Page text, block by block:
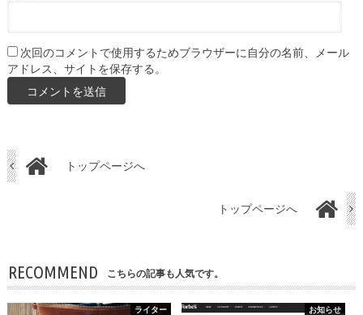
次回のコメントで使用するためブラウザーに自分の名前、メール
アドレス、サイトを保存する。
トップページへ
トップページへ
RECOMMEND こちらの記事も人気です。
ライター お知らせ